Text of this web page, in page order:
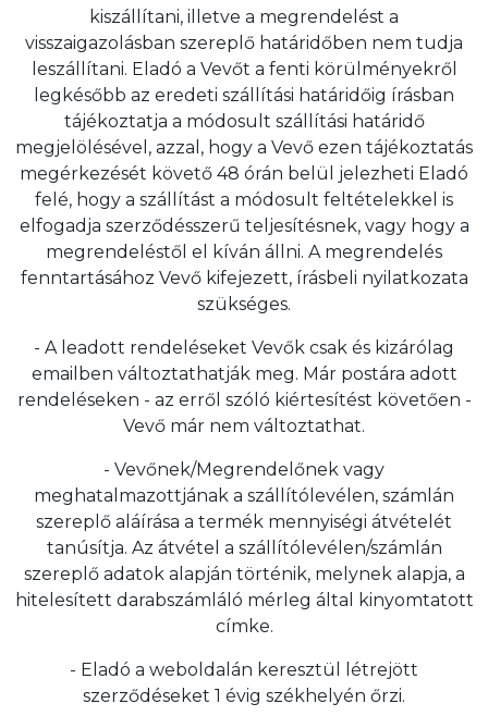
kiszállítani, illetve a megrendelést a
visszaigazolásban szereplő határidőben nem tudja
leszállítani. Eladó a Vevőt a fenti körülményekről
legkésőbb az eredeti szállítási határidőig írásban
tájékoztatja a módosult szállítási határidő
megjelölésével, azzal, hogy a Vevő ezen tájékoztatás
megérkezését követő 48 órán belül jelezheti Eladó
felé, hogy a szállítást a módosult feltételekkel is
elfogadja szerződésszerű teljesítésnek, vagy hogy a
megrendeléstől el kíván állni. A megrendelés
fenntartásához Vevő kifejezett, írásbeli nyilatkozata
szükséges.
- A leadott rendeléseket Vevők csak és kizárólag
emailben változtathatják meg. Már postára adott
rendeléseken - az erről szóló kiértesítést követően -
Vevő már nem változtathat.
- Vevőnek/Megrendelőnek vagy
meghatalmazottjának a szállítólevélen, számlán
szereplő aláírása a termék mennyiségi átvételét
tanúsítja. Az átvétel a szállítólevélen/számlán
szereplő adatok alapján történik, melynek alapja, a
hitelesített darabszámláló mérleg által kinyomtatott
címke.
- Eladó a weboldalán keresztül létrejött
szerződéseket 1 évig székhelyén őrzi.